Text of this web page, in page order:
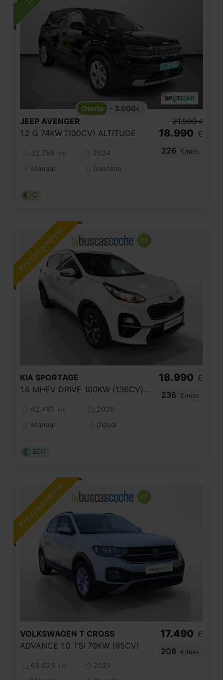
- 3.000€
JEEP AVENGER
1.2 G 74KW (100CV) ALTITUDE
32.758 km
2024
Manual
Gasolina
21.990 €
18.990 €
226
€/mes
C
KIA SPORTAGE
1.6 MHEV DRIVE 100KW (136CV) 4X2
62.461 km
2020
Manual
Diésel
18.990 €
236
€/mes
ECO
VOLKSWAGEN T CROSS
ADVANCE 1.0 TSI 70KW (95CV)
65.625 km
2021
17.490 €
208
€/mes